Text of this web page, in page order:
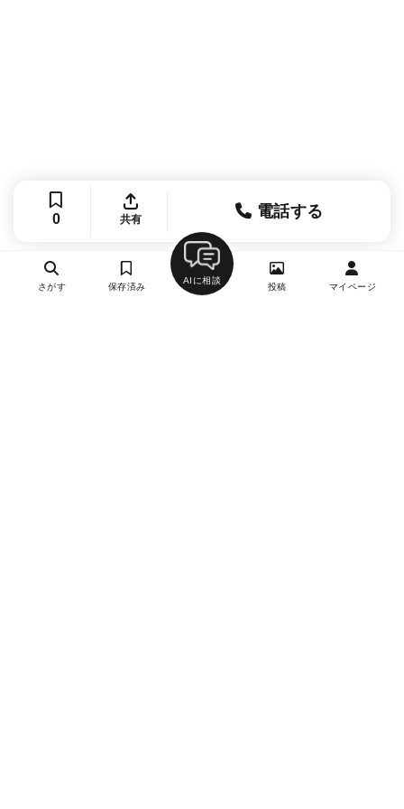
0 共有 電話する
さがす 保存済み
AIに相談
投稿 マイページ